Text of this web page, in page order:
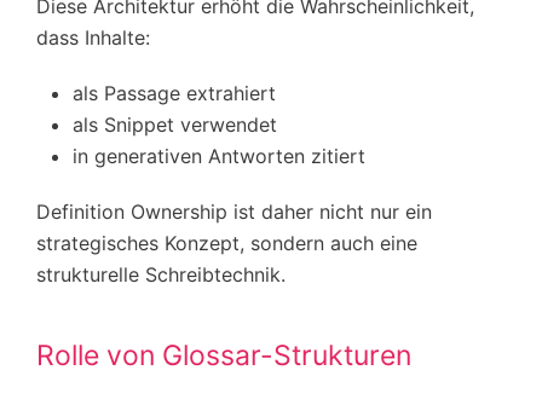
Diese Architektur erhöht die Wahrscheinlichkeit,
dass Inhalte:
als Passage extrahiert
als Snippet verwendet
in generativen Antworten zitiert
Definition Ownership ist daher nicht nur ein
strategisches Konzept, sondern auch eine
strukturelle Schreibtechnik.
Rolle von Glossar-Strukturen